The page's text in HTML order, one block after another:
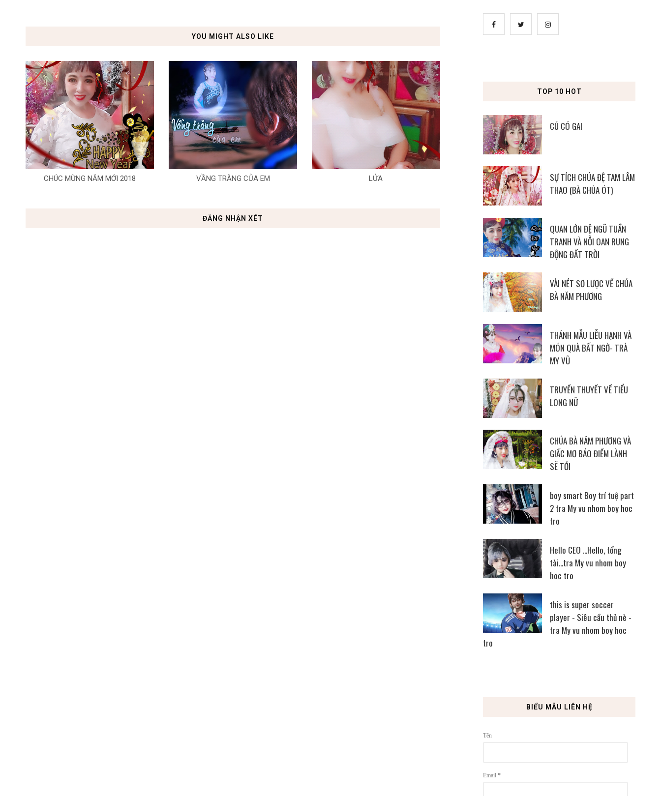
YOU MIGHT ALSO LIKE
CHÚC MỪNG NĂM MỚI 2018 VẦNG TRĂNG CỦA EM LỬA
ĐĂNG NHẬN XÉT
TOP 10 HOT
CÚ CÓ GAI
SỰ TÍCH CHÚA ĐỆ TAM LÂM
THAO (BÀ CHÚA ÓT)
QUAN LỚN ĐỆ NGŨ TUẦN
TRANH VÀ NỖI OAN RUNG
ĐỘNG ĐẤT TRỜI
VÀI NÉT SƠ LƯỢC VỀ CHÚA
BÀ NĂM PHƯƠNG
THÁNH MẪU LIỄU HẠNH VÀ
MÓN QUÀ BẤT NGỜ- TRÀ
MY VŨ
TRUYỀN THUYẾT VỀ TIỂU
LONG NỮ
CHÚA BÀ NĂM PHƯƠNG VÀ
GIẤC MƠ BÁO ĐIỀM LÀNH
SẼ TỚI
boy smart Boy trí tuệ part
2 tra My vu nhom boy hoc
tro
Hello CEO ...Hello, tổng
tài...tra My vu nhom boy
hoc tro
this is super soccer
player - Siêu cầu thủ nè -
tra My vu nhom boy hoc
tro
BIỂU MẪU LIÊN HỆ
Tên
Email *